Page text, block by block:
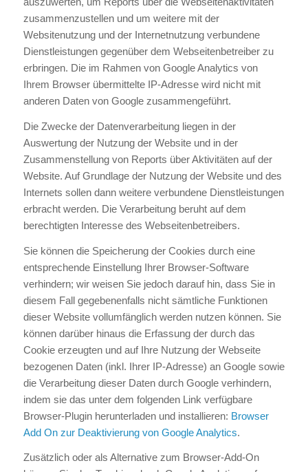
zusammenzustellen und um weitere mit der
Websitenutzung und der Internetnutzung verbundene
Dienstleistungen gegenüber dem Webseitenbetreiber zu
erbringen. Die im Rahmen von Google Analytics von
Ihrem Browser übermittelte IP-Adresse wird nicht mit
anderen Daten von Google zusammengeführt.
Die Zwecke der Datenverarbeitung liegen in der
Auswertung der Nutzung der Website und in der
Zusammenstellung von Reports über Aktivitäten auf der
Website. Auf Grundlage der Nutzung der Website und des
Internets sollen dann weitere verbundene Dienstleistungen
erbracht werden. Die Verarbeitung beruht auf dem
berechtigten Interesse des Webseitenbetreibers.
Sie können die Speicherung der Cookies durch eine
entsprechende Einstellung Ihrer Browser-Software
verhindern; wir weisen Sie jedoch darauf hin, dass Sie in
diesem Fall gegebenenfalls nicht sämtliche Funktionen
dieser Website vollumfänglich werden nutzen können. Sie
können darüber hinaus die Erfassung der durch das
Cookie erzeugten und auf Ihre Nutzung der Webseite
bezogenen Daten (inkl. Ihrer IP-Adresse) an Google sowie
die Verarbeitung dieser Daten durch Google verhindern,
indem sie das unter dem folgenden Link verfügbare
Browser-Plugin herunterladen und installieren: Browser
Add On zur Deaktivierung von Google Analytics.
Zusätzlich oder als Alternative zum Browser-Add-On